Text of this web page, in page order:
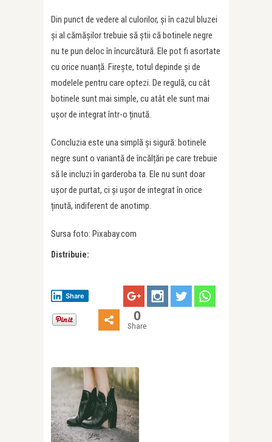
Din punct de vedere al culorilor, și în cazul bluzei
și al cămășilor trebuie să știi că botinele negre
nu te pun deloc în încurcătură. Ele pot fi asortate
cu orice nuanță. Firește, totul depinde și de
modelele pentru care optezi. De regulă, cu cât
botinele sunt mai simple, cu atât ele sunt mai
ușor de integrat într-o ținută.
Concluzia este una simplă și sigură: botinele
negre sunt o variantă de încălțări pe care trebuie
să le incluzi în garderoba ta. Ele nu sunt doar
ușor de purtat, ci și ușor de integrat în orice
ținută, indiferent de anotimp.
Sursa foto: Pixabay.com
Distribuie:
Share
0
Share